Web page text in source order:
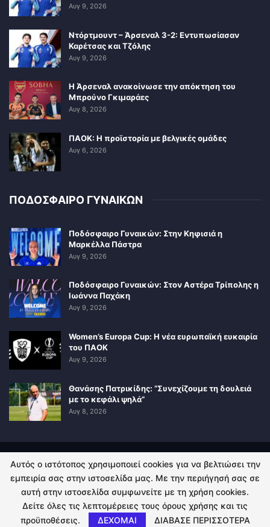
Αυγ 9, 2026
Ντόρτμουντ – Άρσεναλ 3-2: Εντυπωσίασαν
Καρέτσας και Τζόλης
Αυγ 9, 2026
Η Άρσεναλ ανακοίνωσε την απόκτηση του
Μπρούνο Γκιμαράες
Αυγ 8, 2026
ΠΑΟΚ: Η προϊστορία με βελγικές ομάδες
Αυγ 6, 2026
ΠΟΔΟΣΦΑΙΡΟ ΓΥΝΑΙΚΩΝ
Ποδόσφαιρο Γυναικών: Στην Κηφισιά η
Μαρκέλλα Πάστρα
Αυγ 9, 2026
Ποδόσφαιρο Γυναικών: Στον Αστέρα Τρίπολης η
Ιωάννα Παχάκη
Αυγ 9, 2026
Women’s Europa Cup: Η νέα ευρωπαϊκή ευκαιρία
του ΠΑΟΚ
Αυγ 9, 2026
Θανάσης Πατρικίδης: “Συνεχίζουμε τη δουλειά
με το κεφάλι ψηλά”
Αυγ 8, 2026
ΠΟΛΙΤΙΚΗ ΑΠΟΡΡΗΤΟΥ ΕΠΙΚΟΙΝΩΝΙΑ
© 2026 - Kingsport.gr. All Rights Reserved.
Αυτός ο ιστότοπος χρησιμοποιεί cookies για να βελτιώσει την
εμπειρία σας στην ιστοσελίδα μας. Με την περιήγησή σας σε
αυτή στην ιστοσελίδα συμφωνείτε με τη χρήση cookies.
Δείτε όλες τις λεπτομέρειες τους όρους χρήσης και τις
προϋποθέσεις.
ΔΕΧΟΜΑΙ ΔΙΑΒΑΣΕ ΠΕΡΙΣΣΟΤΕΡΑ